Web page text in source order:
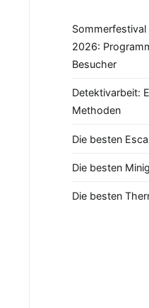
2026:
Besucher
Detektivarbeit:
Methoden
Die besten
Die besten
Die besten